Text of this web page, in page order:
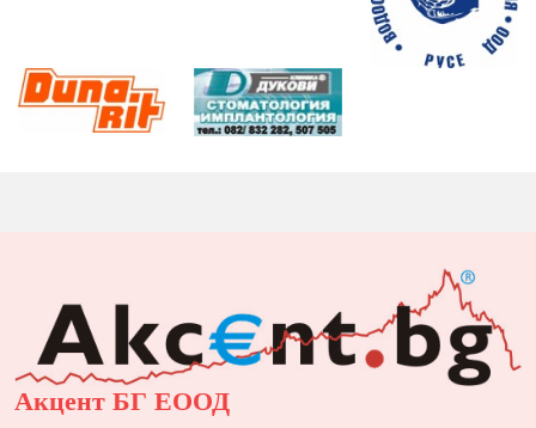
Акцент БГ ЕООД